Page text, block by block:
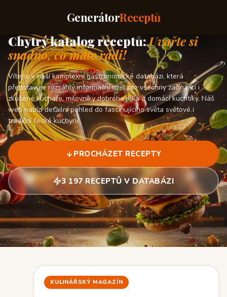
GenerátorReceptů
Chytrý katalog receptů:Uvařte si
snadno, co máte rádi!
Vítejte v naší komplexní gastronomické databázi, která
představuje rozsáhlý informační uzel pro všechny začínající i
zkušené kuchaře, milovníky dobrého jídla a domácí kuchtíky. Náš
web nabízí detailní pohled do fascinujícího světa světové i
tradiční české kuchyně.
PROCHÁZET RECEPTY
3 197 RECEPTŮ V DATABÁZI
KULINÁŘSKÝ MAGAZÍN